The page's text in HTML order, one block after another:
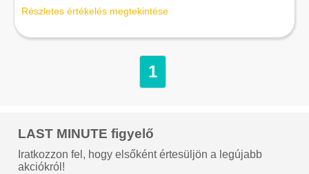
Részletes értékelés megtekintése
1
LAST MINUTE figyelő
Iratkozzon fel, hogy elsőként értesüljön a legújabb
akciókról!